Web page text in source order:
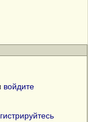
войдите